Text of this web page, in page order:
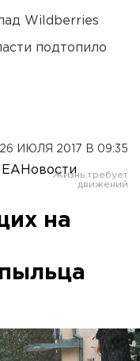
Wildberries
подтопило
26 ИЮЛЯ 2017 В 09:35
ЕАНовости
на